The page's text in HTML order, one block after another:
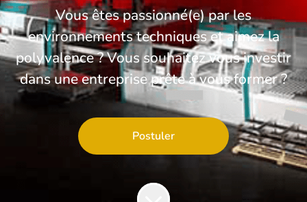
Vous êtes passionné(e) par les
environnements techniques et aimez la
polyvalence ? Vous souhaitez vous investir
dans une entreprise prête à vous former ?
Postuler